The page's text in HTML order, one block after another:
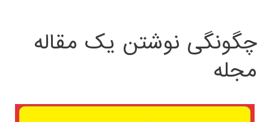
چگونگی نوشتن یک مقاله
مجله